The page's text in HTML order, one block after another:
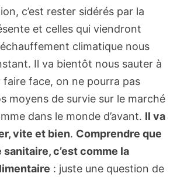
c’est rester sidérés par la
et celles qui viendront
climatique nous
Il va bientôt nous sauter à
faire face, on ne pourra pas
moyens de survie sur le marché
dans le monde d’avant. Il va
vite et bien. Comprendre que
c’est comme la
: juste une question de